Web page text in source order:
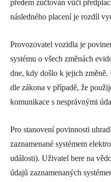
předem zúčtován vůči
následného placení je rozdíl
Provozovatel vozidla je
systému o všech změnách
dne, kdy došlo k jejich
dle zákona v případě, že
komunikace s nesprávnými
Pro stanovení povinnosti
zaznamenané systémem
události). Uživatel bere na
údajů zaznamenaných